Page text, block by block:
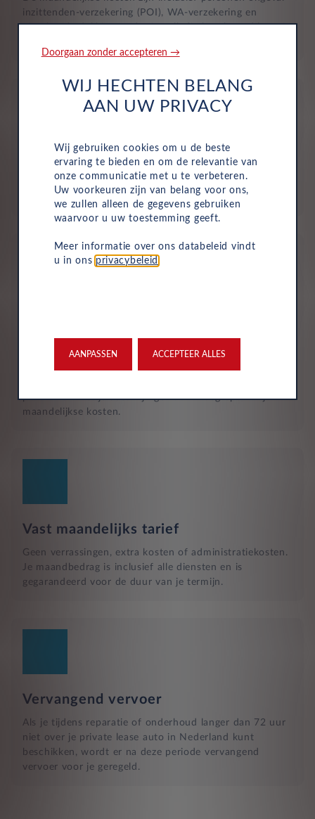
inzittenden-verzekering (POI), WA-verzekering en
uitgebreide dekking, zodat je volledig beschermd bent in
Aflevering bij jou in de buurt
nieuwe auto bij jou in de buurt ophalen.
Naast het reguliere onderhoud, zijn kleine reparaties aan
glas of vervangende banden ook inbegrepen in je
problemen met je auto zijn gewoon inbegrepen in je
maandelijkse kosten.
Vast maandelijks tarief
Geen verrassingen, extra kosten of administratiekosten.
Je maandbedrag is inclusief alle diensten en is
gegarandeerd voor de duur van je termijn.
Vervangend vervoer
Als je tijdens reparatie of onderhoud langer dan 72 uur
niet over je private lease auto in Nederland kunt
beschikken, wordt er na deze periode vervangend
vervoer voor je geregeld.
Doorgaan zonder accepteren →
WIJ HECHTEN BELANG
AAN UW PRIVACY
Wij gebruiken cookies om u de beste
ervaring te bieden en om de relevantie van
onze communicatie met u te verbeteren.
Uw voorkeuren zijn van belang voor ons,
we zullen alleen de gegevens gebruiken
waarvoor u uw toestemming geeft.
Meer informatie over ons databeleid vindt
u in ons privacybeleid
AANPASSEN ACCEPTEER ALLES